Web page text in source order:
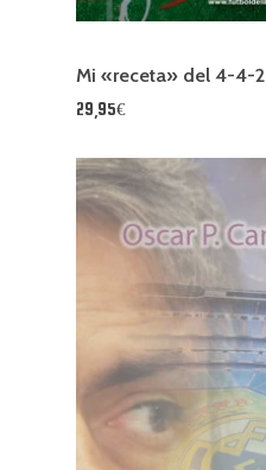
Mi «receta» del 4-4-2
29,95€